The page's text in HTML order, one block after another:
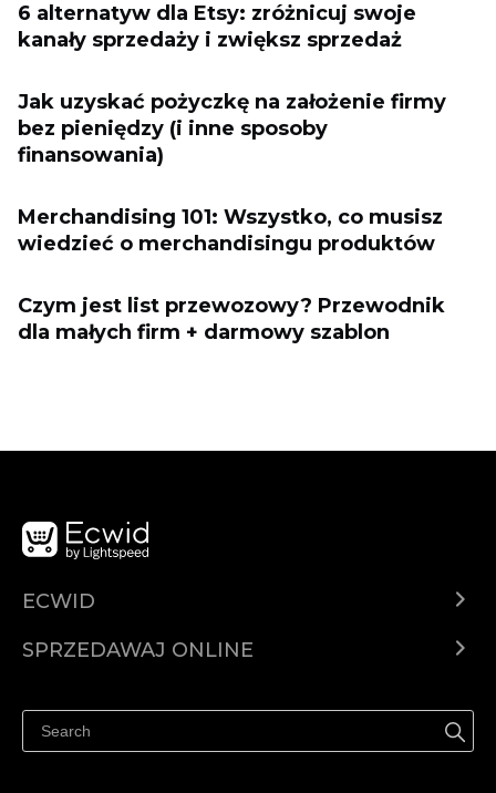
6 alternatyw dla Etsy: zróżnicuj swoje
kanały sprzedaży i zwiększ sprzedaż
Jak uzyskać pożyczkę na założenie firmy
bez pieniędzy (i inne sposoby
finansowania)
Merchandising 101: Wszystko, co musisz
wiedzieć o merchandisingu produktów
Czym jest list przewozowy? Przewodnik
dla małych firm + darmowy szablon
ECWID
Cena
SPRZEDAWAJ ONLINE
Sprzedawaj na Facebooku
Sprzedawaj na Instagramie